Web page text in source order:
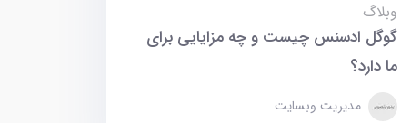
وبلاگ
گوگل ادسنس چیست و چه مزایایی برای
ما دارد؟
مدیریت وبسایت